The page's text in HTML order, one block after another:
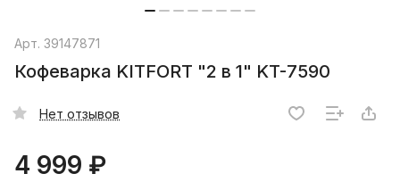
Арт. 39147871
Кофеварка KITFORT "2 в 1" KT-7590
Нет отзывов
4 999 ₽